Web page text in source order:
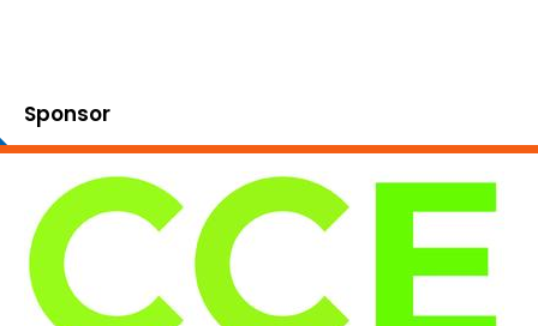
Sponsor